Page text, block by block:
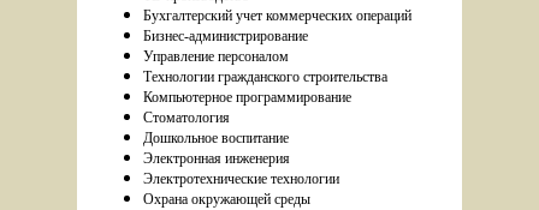
Бухгалтерский учет коммерческих операций
Бизнес-администрирование
Управление персоналом
Технологии гражданского строительства
Компьютерное программирование
Стоматология
Дошкольное воспитание
Электронная инженерия
Электротехнические технологии
Охрана окружающей среды